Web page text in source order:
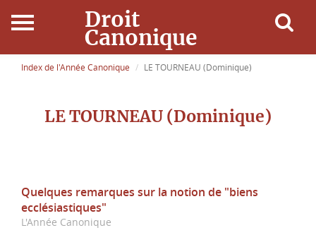
Droit
Canonique
Accueil
Connexion
Index de l'Année Canonique LE TOURNEAU (Dominique)
LE TOURNEAU (Dominique)
Quelques remarques sur la notion de "biens
ecclésiastiques"
L'Année Canonique